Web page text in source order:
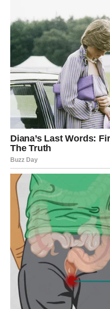
kada ne zna kako, ti
Ali prethodni period je
razočarao u nekoga.
odlagale. Možda si imao
kada si ti hteo da kreneš
Karmička lekcija je bila:ne
čovek zaslužuje tvoju
I kada si to shvatio – do
LJUBAV
Strelčevi u ovom periodu
osmeh. Ne opterećuje, ne
Ako si slobodan, moguće
društvo, izlazak, put,
susret. Osoba može doći
razume i prihvata tvoj duh.
Ako si u vezi, odnos ulazi